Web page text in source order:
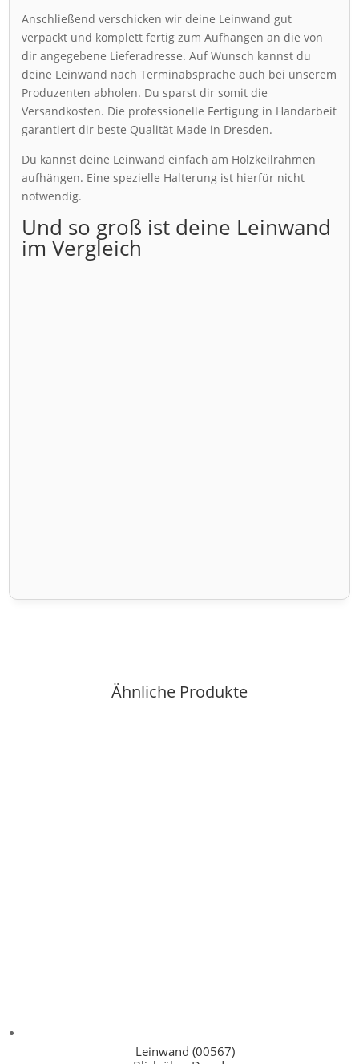
Anschließend verschicken wir deine Leinwand gut
verpackt und komplett fertig zum Aufhängen an die von
dir angegebene Lieferadresse. Auf Wunsch kannst du
deine Leinwand nach Terminabsprache auch bei unserem
Produzenten abholen. Du sparst dir somit die
Versandkosten. Die professionelle Fertigung in Handarbeit
garantiert dir beste Qualität Made in Dresden.
Du kannst deine Leinwand einfach am Holzkeilrahmen
aufhängen. Eine spezielle Halterung ist hierfür nicht
notwendig.
Und so groß ist deine Leinwand
im Vergleich
Ähnliche Produkte
Leinwand (00567)